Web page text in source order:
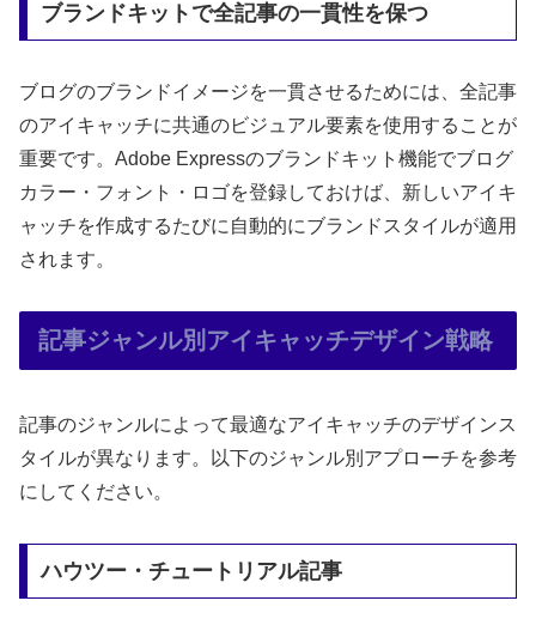
ブランドキットで全記事の一貫性を保つ
ブログのブランドイメージを一貫させるためには、全記事
のアイキャッチに共通のビジュアル要素を使用することが
重要です。Adobe Expressのブランドキット機能でブログ
カラー・フォント・ロゴを登録しておけば、新しいアイキ
ャッチを作成するたびに自動的にブランドスタイルが適用
されます。
記事ジャンル別アイキャッチデザイン戦略
記事のジャンルによって最適なアイキャッチのデザインス
タイルが異なります。以下のジャンル別アプローチを参考
にしてください。
ハウツー・チュートリアル記事